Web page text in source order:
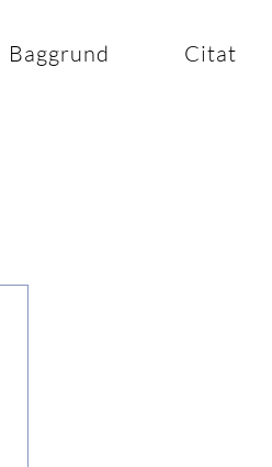
Baggrund Citat